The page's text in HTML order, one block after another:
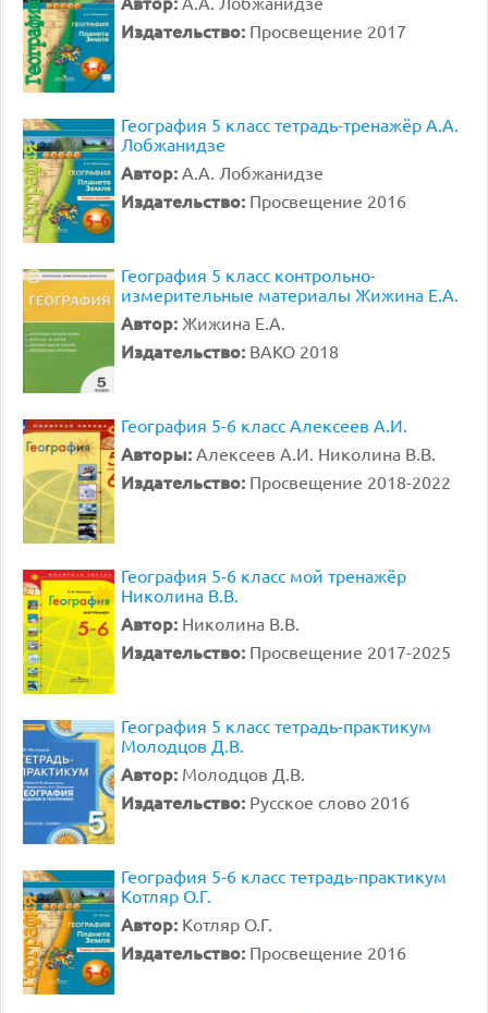
Издательство: Просвещение 2017
География 5 класс тетрадь-тренажёр А.А.
Лобжанидзе
Автор: А.А. Лобжанидзе
Издательство: Просвещение 2016
География 5 класс контрольно-
измерительные материалы Жижина Е.А.
Автор: Жижина Е.А.
Издательство: ВАКО 2018
География 5-6 класс Алексеев А.И.
Авторы: Алексеев А.И. Николина В.В.
Издательство: Просвещение 2018-2022
География 5-6 класс мой тренажёр
Николина В.В.
Автор: Николина В.В.
Издательство: Просвещение 2017-2025
География 5 класс тетрадь-практикум
Молодцов Д.В.
Автор: Молодцов Д.В.
Издательство: Русское слово 2016
География 5-6 класс тетрадь-практикум
Котляр О.Г.
Автор: Котляр О.Г.
Издательство: Просвещение 2016